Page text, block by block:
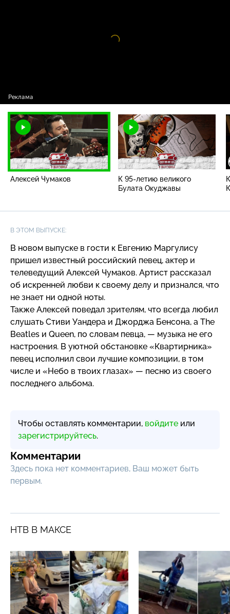
Видео
Алексей Чумаков
К 95-летию великого
Булата Окуджавы
В ЭТОМ ВЫПУСКЕ:
В новом выпуске в гости к Евгению Маргулису
пришел известный российский певец, актер и
телеведущий Алексей Чумаков. Артист рассказал
об искренней любви к своему делу и признался, что
не знает ни одной ноты.
Также Алексей поведал зрителям, что всегда любил
слушать Стиви Уандера и Джорджа Бенсона, а The
Beatles и Queen, по словам певца, — музыка не его
настроения. В уютной обстановке «Квартирника»
певец исполнил свои лучшие композиции, в том
числе и «Небо в твоих глазах» — песню из своего
последнего альбома.
Чтобы оставлять комментарии, войдите или
зарегистрируйтесь.
Комментарии
Здесь пока нет комментариев, Ваш может быть
первым.
НТВ В МАКСЕ